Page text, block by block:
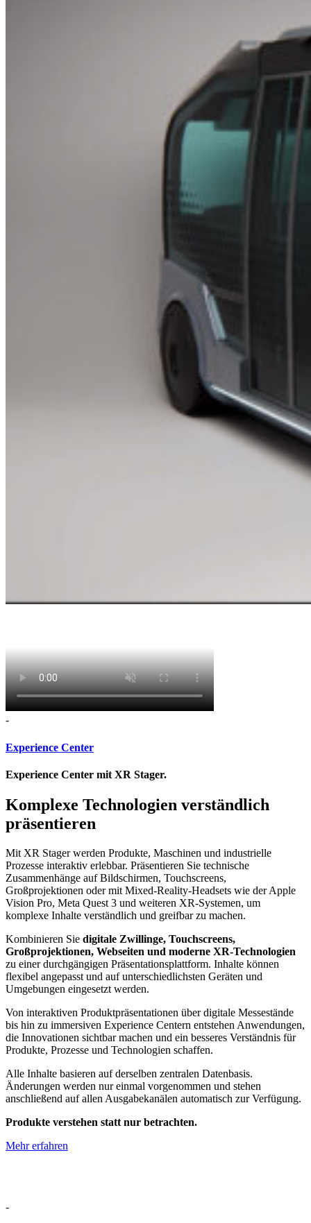
-
Experience Center
Experience Center mit XR Stager.
Komplexe Technologien verständlich
präsentieren
Mit XR Stager werden Produkte, Maschinen und industrielle
Prozesse interaktiv erlebbar. Präsentieren Sie technische
Zusammenhänge auf Bildschirmen, Touchscreens,
Großprojektionen oder mit Mixed-Reality-Headsets wie der Apple
Vision Pro, Meta Quest 3 und weiteren XR-Systemen, um
komplexe Inhalte verständlich und greifbar zu machen.
Kombinieren Sie digitale Zwillinge, Touchscreens,
Großprojektionen, Webseiten und moderne XR-Technologien
zu einer durchgängigen Präsentationsplattform. Inhalte können
flexibel angepasst und auf unterschiedlichsten Geräten und
Umgebungen eingesetzt werden.
Von interaktiven Produktpräsentationen über digitale Messestände
bis hin zu immersiven Experience Centern entstehen Anwendungen,
die Innovationen sichtbar machen und ein besseres Verständnis für
Produkte, Prozesse und Technologien schaffen.
Alle Inhalte basieren auf derselben zentralen Datenbasis.
Änderungen werden nur einmal vorgenommen und stehen
anschließend auf allen Ausgabekanälen automatisch zur Verfügung.
Produkte verstehen statt nur betrachten.
Mehr erfahren
-